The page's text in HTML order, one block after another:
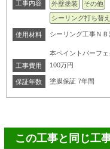
工事内容 外壁塗装
その他
シーリング打ち替え
使用材料
シーリング工事Ｎ
外壁
本ペイントパーフ
工事費用
100万円
保証年数 塗膜保証 7年間
この工事と同じ工